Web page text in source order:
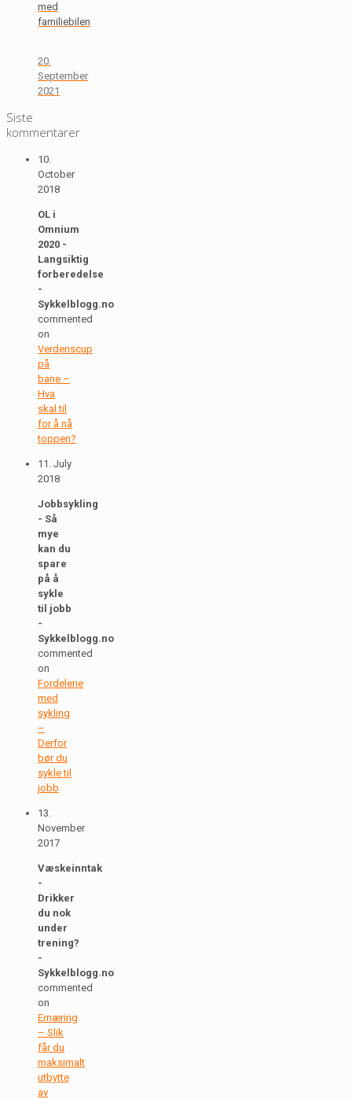
med
familiebilen
20.
September
2021
Siste
kommentarer
10.
October
2018
OL i
Omnium
2020 -
Langsiktig
forberedelse
-
Sykkelblogg.no
commented
on
Verdenscup
på
bane –
Hva
skal til
for å nå
toppen?
11. July
2018
Jobbsykling
- Så
mye
kan du
spare
på å
sykle
til jobb
-
Sykkelblogg.no
commented
on
Fordelene
med
sykling
–
Derfor
bør du
sykle til
jobb
13.
November
2017
Væskeinntak
-
Drikker
du nok
under
trening?
-
Sykkelblogg.no
commented
on
Ernæring
– Slik
får du
maksimalt
utbytte
av